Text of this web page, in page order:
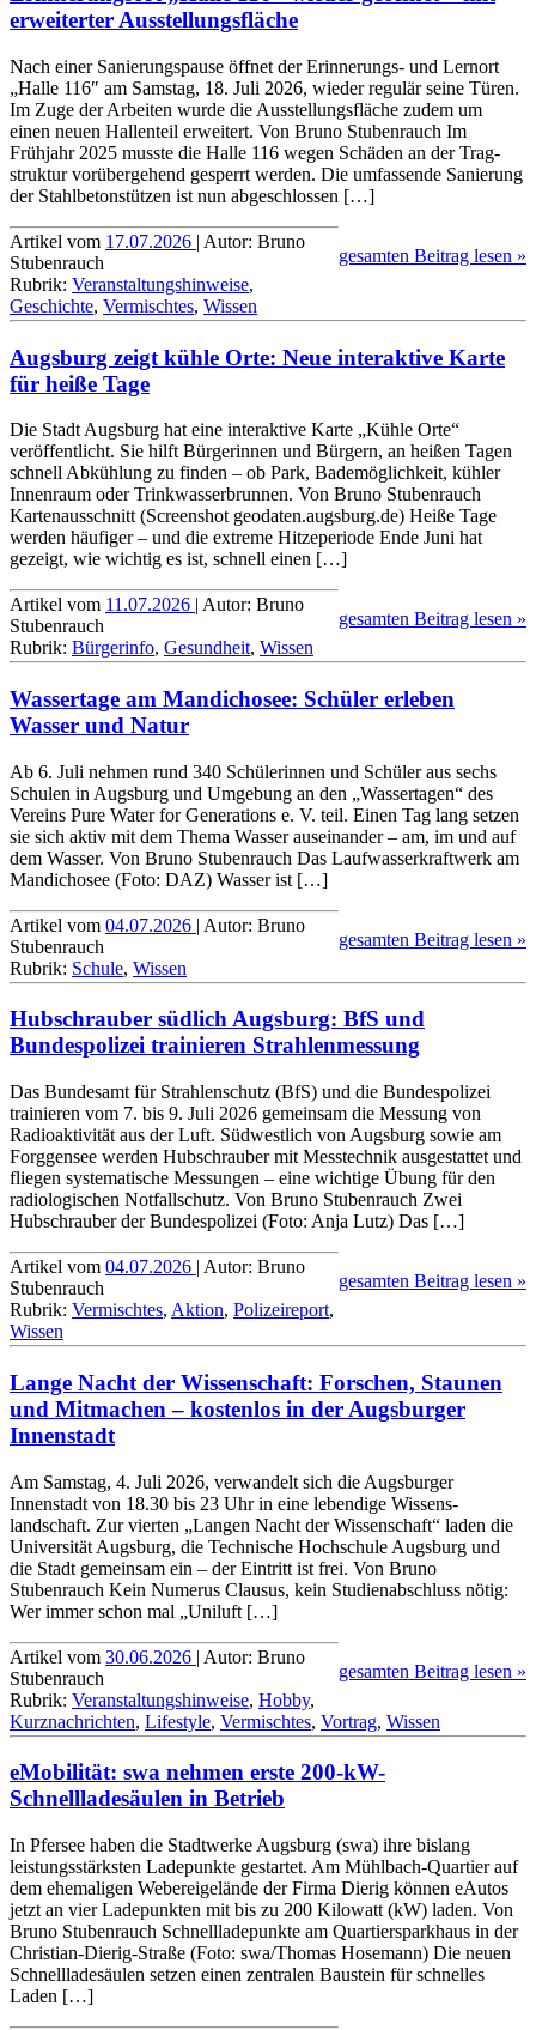
erweiterter Ausstellungs­fläche
Nach einer Sanierungs­pause öffnet der Erinnerungs- und Lernort
„Halle 116″ am Samstag, 18. Juli 2026, wieder regulär seine Türen.
Im Zuge der Arbeiten wurde die Ausstellungs­fläche zudem um
einen neuen Hallen­teil erweitert. Von Bruno Stubenrauch Im
Frühjahr 2025 musste die Halle 116 wegen Schäden an der Trag­
struktur vorüber­gehend gesperrt werden. Die umfassende Sanierung
der Stahl­beton­stützen ist nun abgeschlossen […]
gesamten Beitrag lesen »
Artikel vom 17.07.2026 | Autor: Bruno
Stubenrauch
Rubrik: Veranstaltungshinweise,
Geschichte, Vermischtes, Wissen
Augsburg zeigt kühle Orte: Neue interaktive Karte
für heiße Tage
Die Stadt Augsburg hat eine interaktive Karte „Kühle Orte“
veröffentlicht. Sie hilft Bürgerinnen und Bürgern, an heißen Tagen
schnell Abkühlung zu finden – ob Park, Bade­möglichkeit, kühler
Innen­raum oder Trink­wasser­brunnen. Von Bruno Stubenrauch
Kartenausschnitt (Screenshot geodaten.augsburg.de) Heiße Tage
werden häufiger – und die extreme Hitze­periode Ende Juni hat
gezeigt, wie wichtig es ist, schnell einen […]
gesamten Beitrag lesen »
Artikel vom 11.07.2026 | Autor: Bruno
Stubenrauch
Rubrik: Bürgerinfo, Gesundheit, Wissen
Wassertage am Mandichosee: Schüler erleben
Wasser und Natur
Ab 6. Juli nehmen rund 340 Schülerinnen und Schüler aus sechs
Schulen in Augsburg und Umgebung an den „Wassertagen“ des
Vereins Pure Water for Generations e. V. teil. Einen Tag lang setzen
sie sich aktiv mit dem Thema Wasser auseinander – am, im und auf
dem Wasser. Von Bruno Stubenrauch Das Laufwasserkraftwerk am
Mandichosee (Foto: DAZ) Wasser ist […]
gesamten Beitrag lesen »
Artikel vom 04.07.2026 | Autor: Bruno
Stubenrauch
Rubrik: Schule, Wissen
Hubschrauber südlich Augsburg: BfS und
Bundespolizei trainieren Strahlenmessung
Das Bundesamt für Strahlenschutz (BfS) und die Bundes­polizei
trainieren vom 7. bis 9. Juli 2026 gemeinsam die Messung von
Radio­aktivität aus der Luft. Südwestlich von Augsburg sowie am
Forggensee werden Hub­schrauber mit Messtechnik ausge­stattet und
fliegen syste­matische Messungen – eine wichtige Übung für den
radio­logischen Not­fallschutz. Von Bruno Stubenrauch Zwei
Hubschrauber der Bundespolizei (Foto: Anja Lutz) Das […]
gesamten Beitrag lesen »
Artikel vom 04.07.2026 | Autor: Bruno
Stubenrauch
Rubrik: Vermischtes, Aktion, Polizeireport,
Wissen
Lange Nacht der Wissenschaft: Forschen, Staunen
und Mitmachen – kostenlos in der Augsburger
Innenstadt
Am Samstag, 4. Juli 2026, verwandelt sich die Augsburger
Innenstadt von 18.30 bis 23 Uhr in eine lebendige Wissens­
landschaft. Zur vierten „Langen Nacht der Wissen­schaft“ laden die
Uni­versität Augsburg, die Tech­nische Hochschule Augsburg und
die Stadt gemeinsam ein – der Eintritt ist frei. Von Bruno
Stubenrauch Kein Numerus Clausus, kein Stu­dien­ab­schluss nötig:
Wer immer schon mal „Uni­luft […]
gesamten Beitrag lesen »
Artikel vom 30.06.2026 | Autor: Bruno
Stubenrauch
Rubrik: Veranstaltungshinweise, Hobby,
Kurznachrichten, Lifestyle, Vermischtes, Vortrag, Wissen
eMobilität: swa nehmen erste 200-kW-
Schnellladesäulen in Betrieb
In Pfersee haben die Stadt­werke Augsburg (swa) ihre bislang
leistungs­stärksten Lade­punkte gestartet. Am Mühlbach-Quartier auf
dem ehemaligen Weberei­gelände der Firma Dierig können eAutos
jetzt an vier Lade­punkten mit bis zu 200 Kilowatt (kW) laden. Von
Bruno Stubenrauch Schnell­lade­punkte am Quartiers­parkhaus in der
Christian-Dierig-Straße (Foto: swa/Thomas Hosemann) Die neuen
Schnell­lade­säulen setzen einen zentralen Bau­stein für schnelles
Laden […]